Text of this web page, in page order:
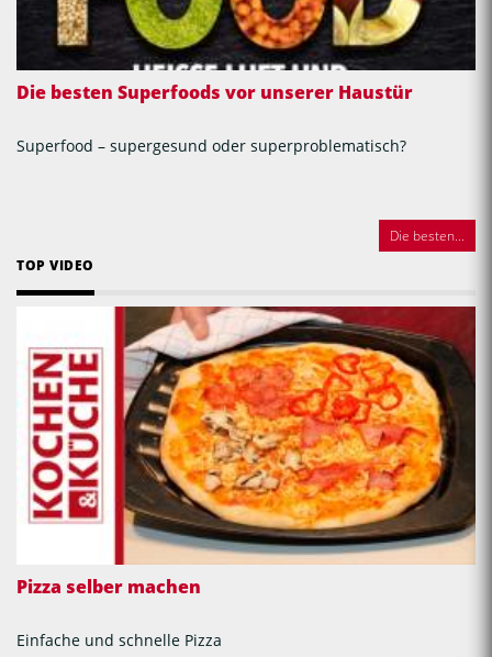
Die besten Superfoods vor unserer Haustür
Superfood – supergesund oder superproblematisch?
Die besten...
TOP VIDEO
Pizza selber machen
Einfache und schnelle Pizza